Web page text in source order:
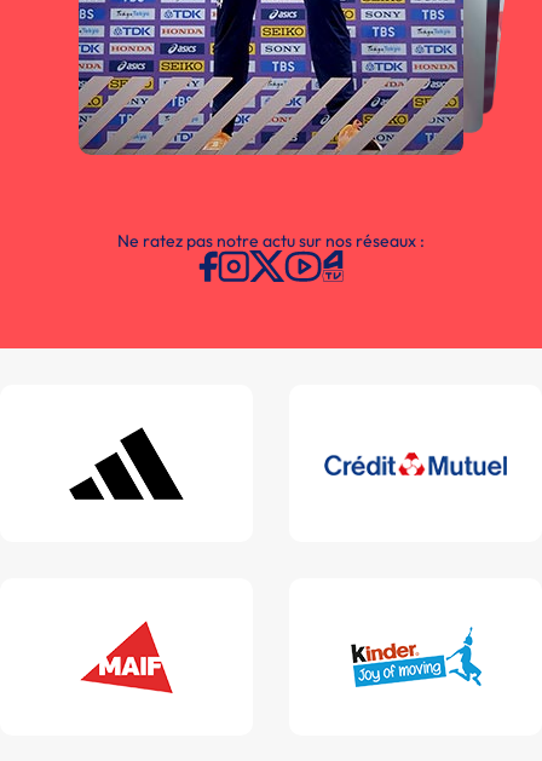
Ne ratez pas notre actu sur nos réseaux :